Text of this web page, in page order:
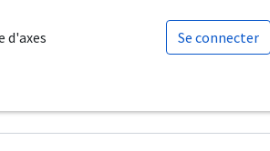
d'axes Se connecter